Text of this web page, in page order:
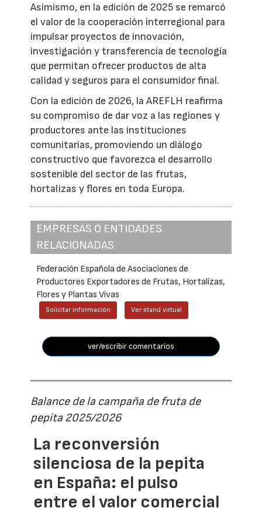
Asimismo, en la edición de 2025 se remarcó
el valor de la cooperación interregional para
impulsar proyectos de innovación,
investigación y transferencia de tecnología
que permitan ofrecer productos de alta
calidad y seguros para el consumidor final.
Con la edición de 2026, la AREFLH reafirma
su compromiso de dar voz a las regiones y
productores ante las instituciones
comunitarias, promoviendo un diálogo
constructivo que favorezca el desarrollo
sostenible del sector de las frutas,
hortalizas y flores en toda Europa.
EMPRESAS O ENTIDADES
RELACIONADAS
Federación Española de Asociaciones de
Productores Exportadores de Frutas, Hortalizas,
Flores y Plantas Vivas
Solicitar información Ver stand virtual
ver/escribir comentarios
Balance de la campaña de fruta de
pepita 2025/2026
La reconversión
silenciosa de la pepita
en España: el pulso
entre el valor comercial